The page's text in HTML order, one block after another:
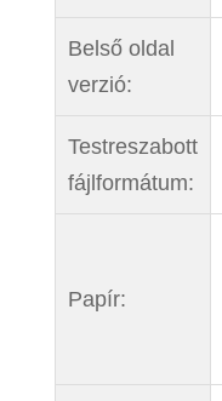
Belső oldal
verzió:
Testreszabott
fájlformátum:
Papír: